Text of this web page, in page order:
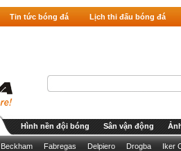
Tin tức bóng đá Lịch thi đấu bóng đá
Hình nền đội bóng Sân vận động
Beckham Fabregas Delpiero Drogba Iker